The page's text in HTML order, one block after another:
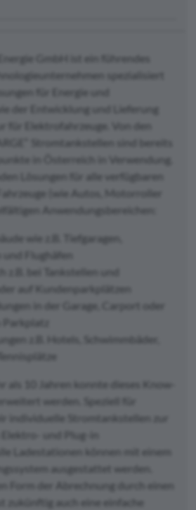
GmbH ist ein führendes
spezialisiert
für Energie und
der Entwicklung und Lieferung
für Elektrofahrzeuge. Von den
Stromtankstellen sind bereits
in Österreich in Verwendung.
Lösungen für alle verfügbaren
(wie Autos, Motorroller
Anwendungsbereichen:
wie z.B. Tiefgaragen,
Flughäfen
z.B. bei Tankstellen und
auf Kundenparkplätzen
in der Garage, Carport oder
z.B. Hotels, Schwimmbäder,
als 10 Jahren konnte dieses Know-
werden. Speziell für
individuelle Stromtankstellen zur
und Plug-in
Ladestationen können mit einem
ausgestattet werden.
Form der Abrechnung durch einen
zukünftig auch eine einfache